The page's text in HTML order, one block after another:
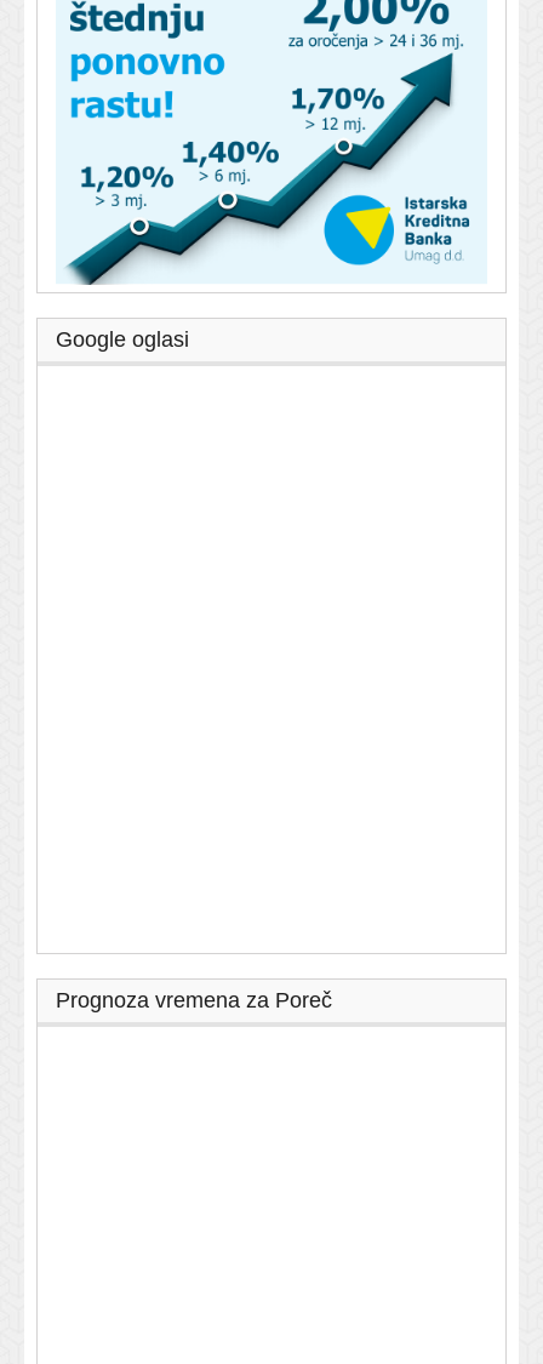
Google oglasi
Prognoza vremena za Poreč